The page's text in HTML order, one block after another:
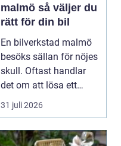
malmö så väljer du
rätt för din bil
En bilverkstad malmö
besöks sällan för nöjes
skull. Oftast handlar
det om att lösa ett
problem snabb...
31 juli 2026